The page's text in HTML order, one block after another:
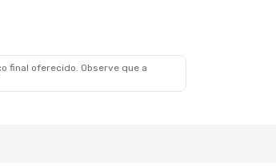
final oferecido. Observe que a